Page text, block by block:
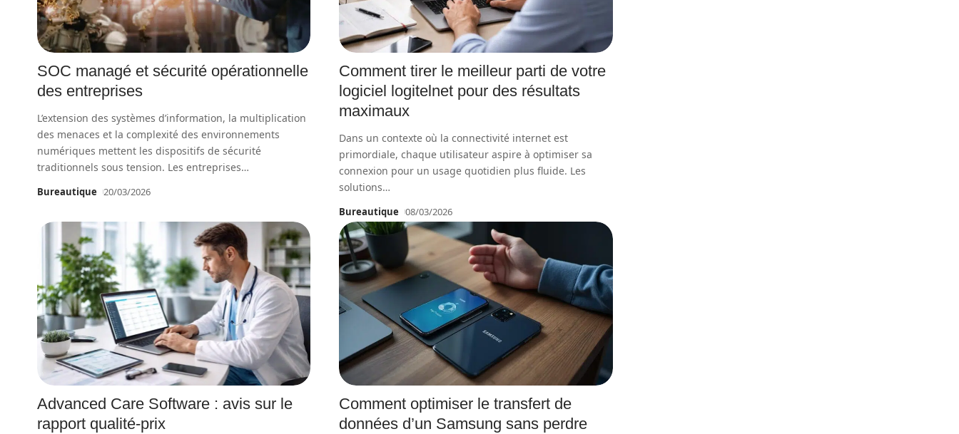
SOC managé et sécurité opérationnelle
des entreprises
L’extension des systèmes d’information, la multiplication
des menaces et la complexité des environnements
numériques mettent les dispositifs de sécurité
traditionnels sous tension. Les entreprises…
Bureautique 20/03/2026
Comment tirer le meilleur parti de votre
logiciel logitelnet pour des résultats
maximaux
Dans un contexte où la connectivité internet est
primordiale, chaque utilisateur aspire à optimiser sa
connexion pour un usage quotidien plus fluide. Les
solutions…
Bureautique 08/03/2026
Advanced Care Software : avis sur le
rapport qualité-prix
Comment optimiser le transfert de
données d’un Samsung sans perdre